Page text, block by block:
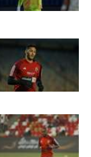
الوطن العربي
رياضة نسائية
ركن الألعاب